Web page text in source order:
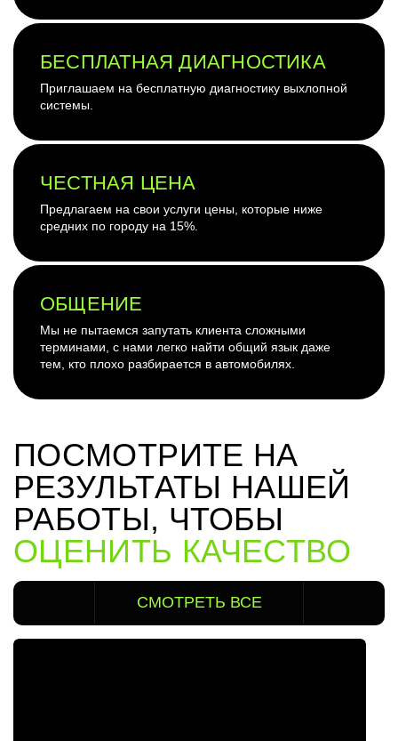
БЕСПЛАТНАЯ ДИАГНОСТИКА
Приглашаем на бесплатную диагностику выхлопной
системы.
ЧЕСТНАЯ ЦЕНА
Предлагаем на свои услуги цены, которые ниже
средних по городу на 15%.
ОБЩЕНИЕ
Мы не пытаемся запутать клиента сложными
терминами, с нами легко найти общий язык даже
тем, кто плохо разбирается в автомобилях.
ПОСМОТРИТЕ НА
РЕЗУЛЬТАТЫ НАШЕЙ
РАБОТЫ, ЧТОБЫ
ОЦЕНИТЬ КАЧЕСТВО
СМОТРЕТЬ ВСЕ